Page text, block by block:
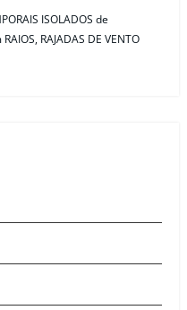
ISOLADOS de
RAJADAS DE VENTO